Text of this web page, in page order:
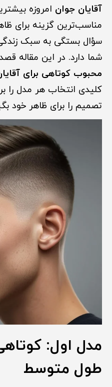
آقایان جوان امروزه
مناسب‌ترین گزینه برای
سؤال بستگی به سبک
شما دارد. در این مقاله
محبوب کوتاهی برای
کلیدی انتخاب هر مدل را
تصمیم را برای ظاهر خود
مدل اول:
طول متوسط